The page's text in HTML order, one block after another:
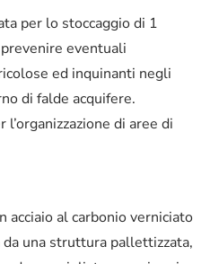
per lo stoccaggio di 1
eventuali
ed inquinanti negli
di falde acquifere.
di aree di
acciaio al carbonio verniciato
una struttura pallettizzata,